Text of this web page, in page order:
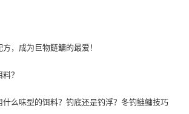
，成为巨物鲢鳙的最爱！
？
么味型的饵料？钓底还是钓浮？冬钓鲢鳙技巧